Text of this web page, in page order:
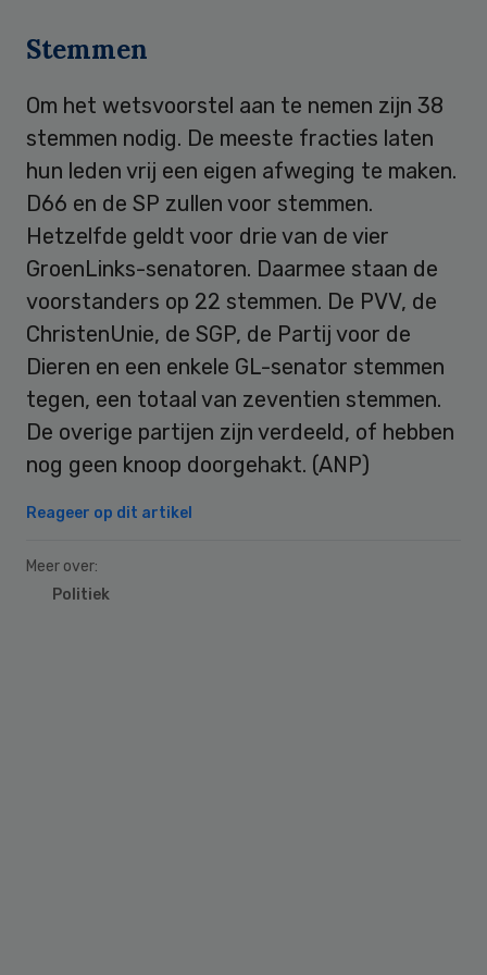
Stemmen
Om het wetsvoorstel aan te nemen zijn 38
stemmen nodig. De meeste fracties laten
hun leden vrij een eigen afweging te maken.
D66 en de SP zullen voor stemmen.
Hetzelfde geldt voor drie van de vier
GroenLinks-senatoren. Daarmee staan de
voorstanders op 22 stemmen. De PVV, de
ChristenUnie, de SGP, de Partij voor de
Dieren en een enkele GL-senator stemmen
tegen, een totaal van zeventien stemmen.
De overige partijen zijn verdeeld, of hebben
nog geen knoop doorgehakt. (ANP)
Reageer op dit artikel
Meer over:
Politiek